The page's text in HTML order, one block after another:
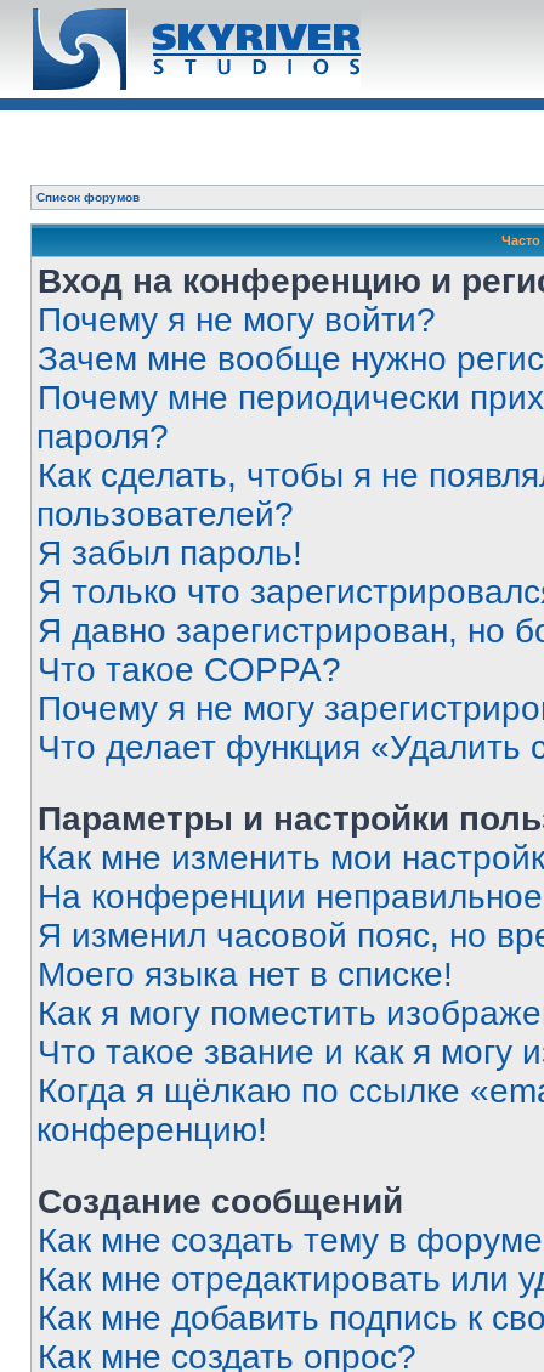
Список форумов
Вход на конференцию и
Почему я не могу войти?
Зачем мне вообще нужно
Почему мне периодически
пароля?
Как сделать, чтобы я не
пользователей?
Я забыл пароль!
Я только что
Я давно зарегистрирован, но
Что такое COPPA?
Почему я не могу
Что делает функция «Удалить
Параметры и настройки
Как мне изменить мои
На конференции
Я изменил часовой пояс, но
Моего языка нет в списке!
Как я могу поместить
Что такое звание и как я могу
Когда я щёлкаю по ссылке
конференцию!
Создание сообщений
Как мне создать тему в
Как мне отредактировать или
Как мне добавить подпись к
Как мне создать опрос?